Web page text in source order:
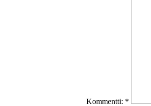
Kommentti: *